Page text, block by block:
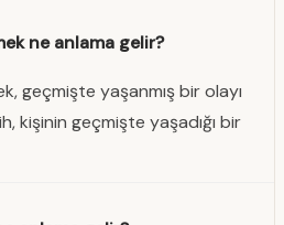
ne anlama gelir?
geçmişte yaşanmış bir olayı
kişinin geçmişte yaşadığı bir